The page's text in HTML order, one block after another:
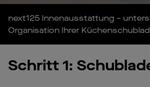
next125 Innenausstattung –
Organisation Ihrer
Schritt 1: